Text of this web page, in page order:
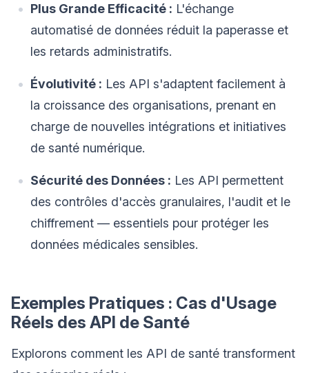
Plus Grande Efficacité : L'échange
automatisé de données réduit la paperasse et
les retards administratifs.
Évolutivité : Les API s'adaptent facilement à
la croissance des organisations, prenant en
charge de nouvelles intégrations et initiatives
de santé numérique.
Sécurité des Données : Les API permettent
des contrôles d'accès granulaires, l'audit et le
chiffrement — essentiels pour protéger les
données médicales sensibles.
Exemples Pratiques : Cas d'Usage
Réels des API de Santé
Explorons comment les API de santé transforment